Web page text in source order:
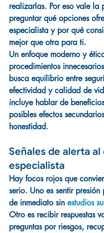
realizarlas. Por eso vale la
preguntar qué opciones
especialista y por qué
mejor que otra para ti.
Un enfoque moderno y
procedimientos
busca equilibrio entre
efectividad y calidad de
incluye hablar de
posibles efectos
honestidad.
Señales de alerta
especialista
Hay focos rojos que
serio. Uno es sentir
de inmediato sin estudios
Otro es recibir respuestas
preguntas por riesgos,